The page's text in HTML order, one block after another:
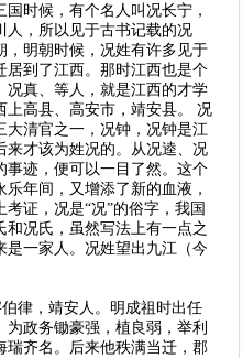
时候，有个名人叫况长宁，
人，所以见于古书记载的况
，明朝时候，况姓有许多见于
居到了江西。那时江西也是个
况真、等人，就是江西的才学
上高县、高安市，靖安县。 况
大清官之一，况钟，况钟是江
来才该为姓况的。从况逵、况
事迹，便可以一目了然。这个
年间，又增添了新的血液，
证，况是“况”的俗字，我国
况氏，虽然写法上有一点之
是一家人。况姓望出九江（今
律，靖安人。明成祖时出任
政务锄豪强，植良弱，举利
瑞齐名。后来他秩满当迁，郡